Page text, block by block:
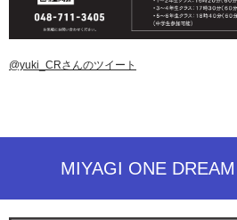
@yuki_CRさんのツイート
MIYAGI ONE